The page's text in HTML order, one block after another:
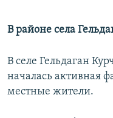
Все сайты РСЕ/РС
В районе села
В селе Гельдаган
началась активная
местные жители.